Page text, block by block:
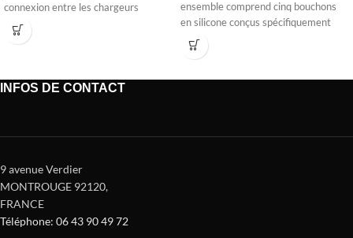
connexion entre les chargeurs
ensemble comprend cinq bouchons
en silicone conçus spécifiquement
INFOS DE CONTACT
9 avenue Verdier
MONTROUGE 92120,
FRANCE
Téléphone: 06 43 90 49 72